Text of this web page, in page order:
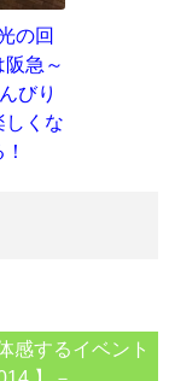
の回
急～
びり
しくな
感するイベント